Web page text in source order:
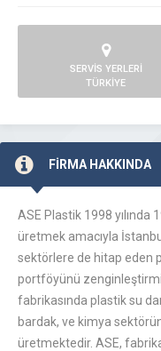
SERVİS YERLERİ
TÜRKİYE
FİRMA HAKKINDA
ASE Plastik 1998 yılında
üretmek amacıyla
sektörlere de hitap eden
portföyünü
fabrikasında plastik su
bardak, ve kimya
üretmektedir. ASE,